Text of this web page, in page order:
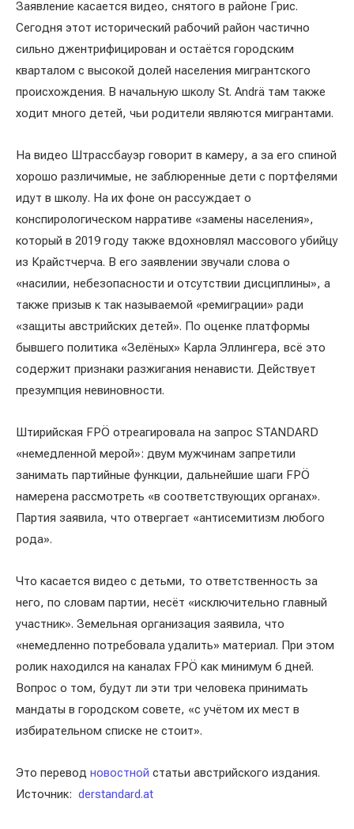
Заявление касается видео, снятого в районе Грис.
Сегодня этот исторический рабочий район частично
сильно джентрифицирован и остаётся городским
кварталом с высокой долей населения мигрантского
происхождения. В начальную школу St. Andrä там также
ходит много детей, чьи родители являются мигрантами.
На видео Штрассбауэр говорит в камеру, а за его спиной
хорошо различимые, не заблюренные дети с портфелями
идут в школу. На их фоне он рассуждает о
конспирологическом нарративе «замены населения»,
который в 2019 году также вдохновлял массового убийцу
из Крайстчерча. В его заявлении звучали слова о
«насилии, небезопасности и отсутствии дисциплины», а
также призыв к так называемой «ремиграции» ради
«защиты австрийских детей». По оценке платформы
бывшего политика «Зелёных» Карла Эллингера, всё это
содержит признаки разжигания ненависти. Действует
презумпция невиновности.
Штирийская FPÖ отреагировала на запрос STANDARD
«немедленной мерой»: двум мужчинам запретили
занимать партийные функции, дальнейшие шаги FPÖ
намерена рассмотреть «в соответствующих органах».
Партия заявила, что отвергает «антисемитизм любого
рода».
Что касается видео с детьми, то ответственность за
него, по словам партии, несёт «исключительно главный
участник». Земельная организация заявила, что
«немедленно потребовала удалить» материал. При этом
ролик находился на каналах FPÖ как минимум 6 дней.
Вопрос о том, будут ли эти три человека принимать
мандаты в городском совете, «с учётом их мест в
избирательном списке не стоит».
Это перевод новостной статьи австрийского издания.
Источник: derstandard.at